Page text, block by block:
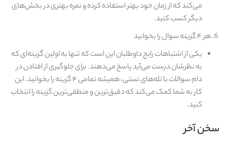
می‌کند که از زمان خود بهتر استفاده کرده و نمره بهتری در بخش‌های
دیگر کسب کنید.
هر ۴ گزینه سوال را بخوانید
یکی از اشتباهات رایج داوطلبان این است که تنها به اولین گزینه‌ای که
به نظرشان درست می‌آید پاسخ می‌دهند. برای جلوگیری از افتادن در
دام سوالات با تله‌های تستی، همیشه تمامی ۴ گزینه را بخوانید. این
کار به شما کمک می‌کند که دقیق‌ترین و منطقی‌ترین گزینه را انتخاب
کنید.
سخن آخر